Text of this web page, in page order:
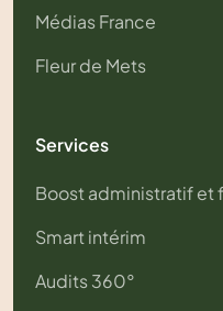
Médias France
Fleur de Mets
Services
Boost administratif et
Smart intérim
Audits 360°